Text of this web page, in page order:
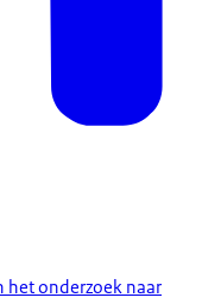
het onderzoek naar